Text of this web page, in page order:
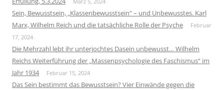
Sein, Bewusstsein, „Klassenbewusstsein“ – und Unbewusstes. Karl
Marx, Wilhelm Reich und die tatsächliche Rolle der Psyche
Februar
17, 2024
Die Mehrzahl lebt ihr unterjochtes Dasein unbewusst… Wilhelm
Reichs Weiterführung der „Massenpsychologie des Faschismus“ im
Jahr 1934
Februar 15, 2024
Das Sein bestimmt das Bewusstsein? Vier Einwände gegen die